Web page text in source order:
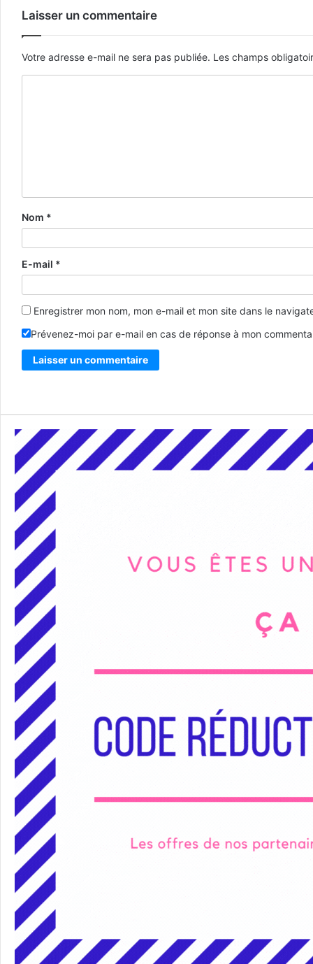
Laisser un commentaire
Votre adresse e-mail ne sera pas publiée. Les champs
Nom *
E-mail *
Enregistrer mon nom, mon e-mail et mon site dans le
Prévenez-moi par e-mail en cas de réponse à mon